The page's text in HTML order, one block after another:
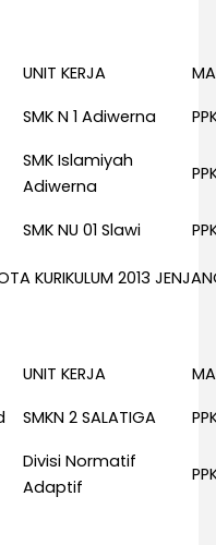
UNIT KERJA
SMK N 1 Adiwerna
SMK Islamiyah
Adiwerna
SMK NU 01 Slawi
KURIKULUM 2013
UNIT KERJA
SMKN 2 SALATIGA
Divisi Normatif
Adaptif